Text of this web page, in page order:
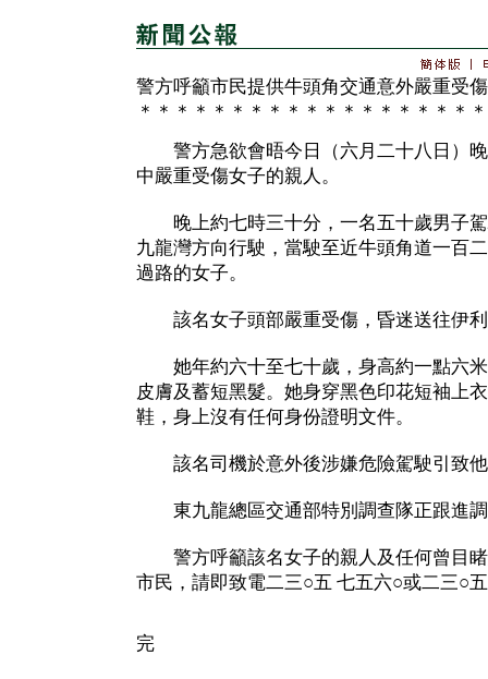
警方呼籲市民提供牛頭角交通意外嚴重受
＊＊＊＊＊＊＊＊＊＊＊＊＊＊＊＊＊＊
警方急欲會晤今日（六月二十八日）晚
中嚴重受傷女子的親人。
晚上約七時三十分，一名五十歲男子駕
九龍灣方向行駛，當駛至近牛頭角道一百
過路的女子。
該名女子頭部嚴重受傷，昏迷送往伊利
她年約六十至七十歲，身高約一點六米
皮膚及蓄短黑髮。她身穿黑色印花短袖上
鞋，身上沒有任何身份證明文件。
該名司機於意外後涉嫌危險駕駛引致他
東九龍總區交通部特別調查隊正跟進調
警方呼籲該名女子的親人及任何曾目睹
市民，請即致電二三○五 七五六○或二三○
完